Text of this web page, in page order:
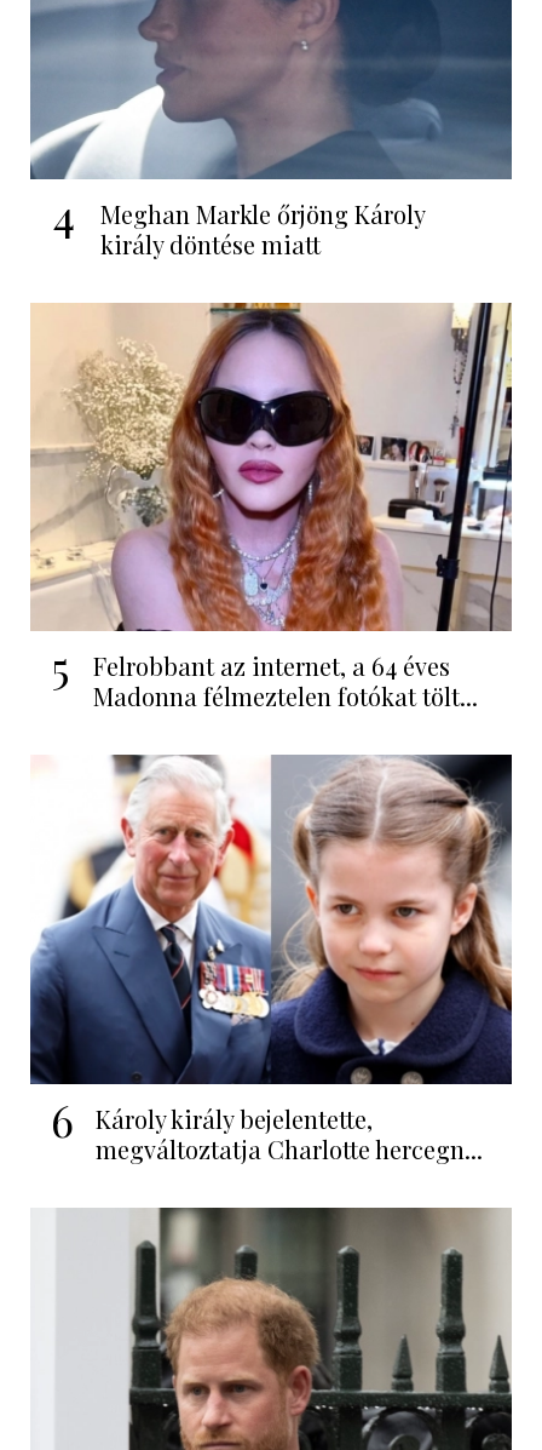
4
Meghan Markle őrjöng Károly
király döntése miatt
5
Felrobbant az internet, a 64 éves
Madonna félmeztelen fotókat tölt...
6
Károly király bejelentette,
megváltoztatja Charlotte hercegn...